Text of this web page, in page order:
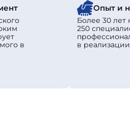
в
Опыт и
Более 30 лет
250
в